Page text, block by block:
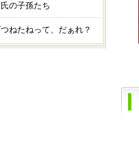
の子孫たち
ねたねって、だぁれ？